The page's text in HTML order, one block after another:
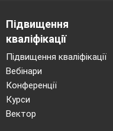
Вправа 3 (творча).
Міні-текст (3–4
житті людини» з
синтаксичних
Підвищення
кваліфікації
Підвищення кваліфікації
Вебінари
Конференції
Курси
Вектор